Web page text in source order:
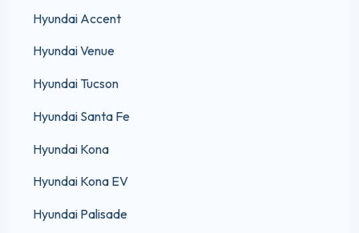
Hyundai Accent
Hyundai Venue
Hyundai Tucson
Hyundai Santa Fe
Hyundai Kona
Hyundai Kona EV
Hyundai Palisade